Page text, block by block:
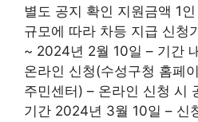
별도 공지 확인 지원금액 1
규모에 따라 차등 지급 신청
~ 2024년 2월 10일 – 기간
온라인 신청(수성구청 홈페
주민센터) – 온라인 신청 시
기간 2024년 3월 10일 – 신